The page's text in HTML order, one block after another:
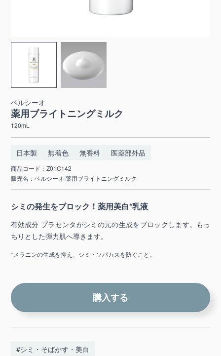
ベルシーオ
薬用ブライトニングミルク
120mL
日本製 無着色 無香料 医薬部外品
商品コード：Z01C142
販売名：ベルシーオ 薬用ブライトニングミルク
シミの発生をブロック！薬用美白*乳液
有効成分 プラセンタがシミの元の生成をブロックします。もっ
ちりとした弾力肌へ導きます。
*メラニンの生成を抑え、シミ・ソバカスを防ぐこと。
購入する
#シミ・そばかす・美白